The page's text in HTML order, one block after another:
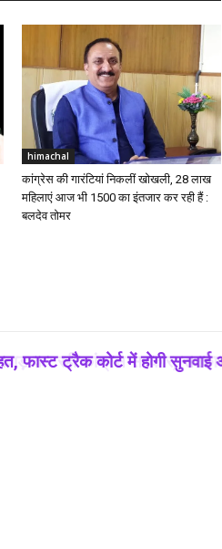
himachal
कांग्रेस की गारंटियां निकलीं खोखली, 28 लाख
महिलाएं आज भी ₹1500 का इंतजार कर रही हैं :
बलदेव तोमर